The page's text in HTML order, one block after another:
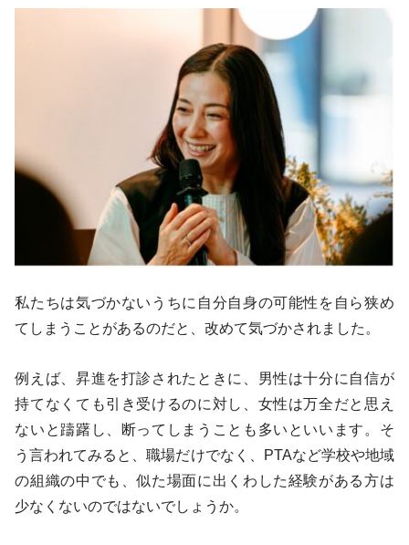
私たちは気づかないうちに自分自身の可能性を自ら狭め
てしまうことがあるのだと、改めて気づかされました。
例えば、昇進を打診されたときに、男性は十分に自信が
持てなくても引き受けるのに対し、女性は万全だと思え
ないと躊躇し、断ってしまうことも多いといいます。そ
う言われてみると、職場だけでなく、PTAなど学校や地域
の組織の中でも、似た場面に出くわした経験がある方は
少なくないのではないでしょうか。